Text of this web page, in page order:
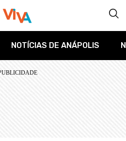
NOTÍCIAS DE ANÁPOLIS